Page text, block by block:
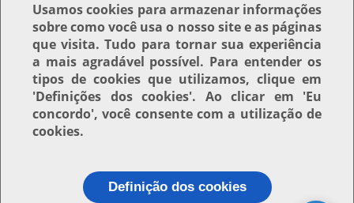
Usamoscookies para armazenar informações
sobre como você usa o nosso site e as páginas
que visita. Tudo para tornar sua experiência
a mais agradável possível. Para entender os
tipos de cookies que utilizamos, clique em
'Definições dos cookies'. Ao clicar em 'Eu
concordo', você consente com a utilização de
cookies.